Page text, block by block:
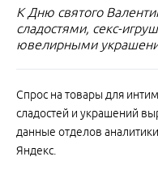
К Дню святого
сладостями, секс-
ювелирными
Спрос на товары для
сладостей и украшений
данные отделов
Яндекс.